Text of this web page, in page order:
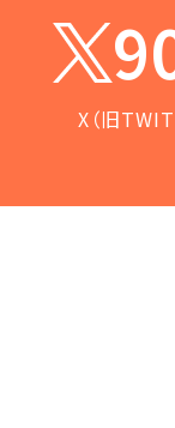
X（旧